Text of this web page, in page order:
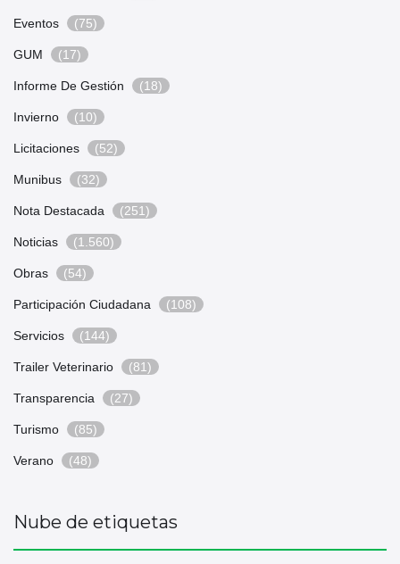
Eventos (75)
GUM (17)
Informe De Gestión (18)
Invierno (10)
Licitaciones (52)
Munibus (32)
Nota Destacada (251)
Noticias (1.560)
Obras (54)
Participación Ciudadana (108)
Servicios (144)
Trailer Veterinario (81)
Transparencia (27)
Turismo (85)
Verano (48)
Nube de etiquetas